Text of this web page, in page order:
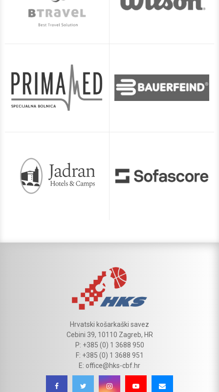
Hrvatski košarkaški savez
Cebini 39, 10110 Zagreb, HR
P: +385 (0) 1 3688 950
F: +385 (0) 1 3688 951
E: office@hks-cbf.hr